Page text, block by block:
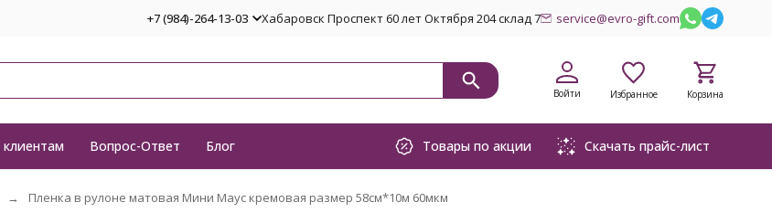
+7 (984)-264-13-03 Хабаровск Проспект 60 лет Октября 204 склад 7 service@evro-gift.com
Войти Избранное Корзина
Вопрос-Ответ Блог Товары по акции Скачать прайс-лист
Пленка в рулоне матовая Мини Маус кремовая размер 58см*10м 60мкм